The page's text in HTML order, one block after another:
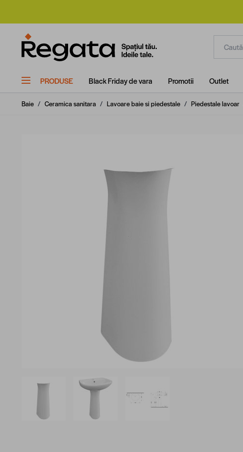
PRODUSE Black Friday de vara Promotii Outlet
Baie / Ceramica sanitara / Lavoare baie si piedestale / Piedestale lavoar
View larger imageView larger image